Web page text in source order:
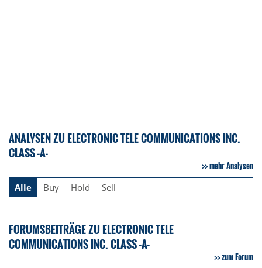
ANALYSEN ZU ELECTRONIC TELE COMMUNICATIONS INC.
CLASS -A-
mehr Analysen
Alle
Buy Hold Sell
FORUMSBEITRÄGE ZU ELECTRONIC TELE
COMMUNICATIONS INC. CLASS -A-
zum Forum